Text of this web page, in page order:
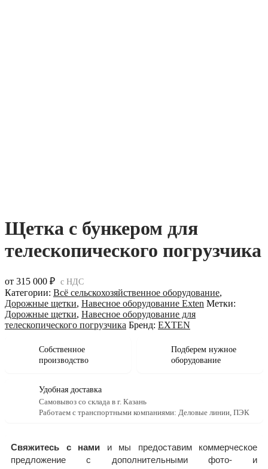
Щетка с бункером для
телескопического погрузчика
от 315 000 ₽ с НДС
Категории: Всё сельскохозяйственное оборудование,
Дорожные щетки, Навесное оборудование Exten Метки:
Дорожные щетки, Навесное оборудование для
телескопического погрузчика Бренд: EXTEN
Собственное
производство
Подберем нужное
оборудование
Удобная доставка
Самовывоз со склада в г. Казань
Работаем с транспортными компаниями: Деловые линии, ПЭК
Свяжитесь с нами и мы предоставим коммерческое
предложение с дополнительными фото- и